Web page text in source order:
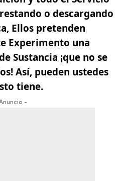
o descargando
Ellos pretenden
Experimento una
Sustancia ¡que no se
Así, pueden ustedes
tiene.
-